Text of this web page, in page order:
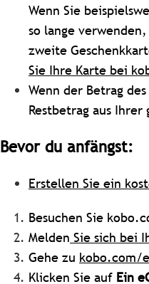
Wenn Sie
so lange
zweite
Sie Ihre Karte bei
Wenn der Betrag
Restbetrag aus
Bevor du anfängst:
Erstellen Sie ein
Besuchen Sie
Melden Sie sich bei
Gehe zu kobo.com/
Klicken Sie auf Ein